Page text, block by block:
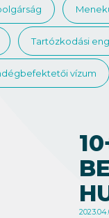
Tartózkodási
vízum